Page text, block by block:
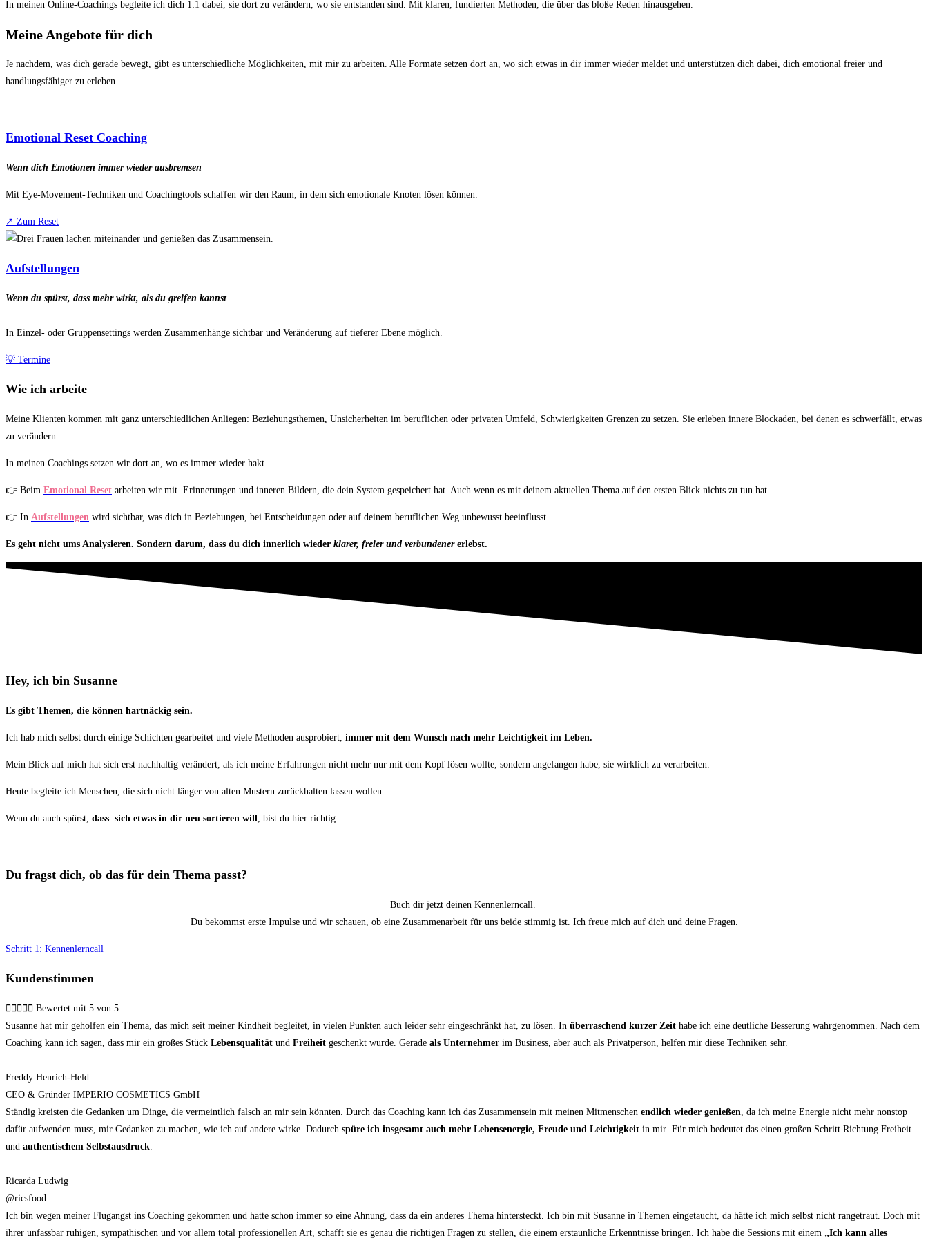
In meinen Online-Coachings begleite ich dich 1:1 dabei, sie dort zu verändern, wo sie entstanden sind. Mit klaren, fundierten Methoden, die über das bloße Reden hinausgehen.
Meine Angebote für dich
Je nachdem, was dich gerade bewegt, gibt es unterschiedliche Möglichkeiten, mit mir zu arbeiten. Alle Formate setzen dort an, wo sich etwas in dir immer wieder meldet und unterstützen dich dabei, dich emotional freier und
handlungsfähiger zu erleben.
Emotional Reset Coaching
Wenn dich Emotionen immer wieder ausbremsen
Mit Eye-Movement-Techniken und Coachingtools schaffen wir den Raum, in dem sich emotionale Knoten lösen können.
↗️ Zum Reset
Aufstellungen
Wenn du spürst, dass mehr wirkt, als du greifen kannst
In Einzel- oder Gruppensettings werden Zusammenhänge sichtbar und Veränderung auf tieferer Ebene möglich.
💡 Termine
Wie ich arbeite
Meine Klienten kommen mit ganz unterschiedlichen Anliegen: Beziehungsthemen, Unsicherheiten im beruflichen oder privaten Umfeld, Schwierigkeiten Grenzen zu setzen. Sie erleben innere Blockaden, bei denen es schwerfällt, etwas
zu verändern.
In meinen Coachings setzen wir dort an, wo es immer wieder hakt.
👉 Beim Emotional Reset arbeiten wir mit Erinnerungen und inneren Bildern, die dein System gespeichert hat. Auch wenn es mit deinem aktuellen Thema auf den ersten Blick nichts zu tun hat.
👉 In Aufstellungen wird sichtbar, was dich in Beziehungen, bei Entscheidungen oder auf deinem beruflichen Weg unbewusst beeinflusst.
Es geht nicht ums Analysieren. Sondern darum, dass du dich innerlich wieder klarer, freier und verbundenererlebst.
Hey, ich bin Susanne
Es gibt Themen, die können hartnäckig sein.
Ich hab mich selbst durch einige Schichten gearbeitet und viele Methoden ausprobiert, immer mit dem Wunsch nach mehr Leichtigkeit im Leben.
Mein Blick auf mich hat sich erst nachhaltig verändert, als ich meine Erfahrungen nicht mehr nur mit dem Kopf lösen wollte, sondern angefangen habe, sie wirklich zu verarbeiten.
Heute begleite ich Menschen, die sich nicht länger von alten Mustern zurückhalten lassen wollen.
Wenn du auch spürst, dass sich etwas in dir neu sortieren will, bist du hier richtig.
Du fragst dich, ob das für dein Thema passt?
Buch dir jetzt deinen Kennenlerncall.
Du bekommst erste Impulse und wir schauen, ob eine Zusammenarbeit für uns beide stimmig ist. Ich freue mich auf dich und deine Fragen.
Schritt 1: Kennenlerncall
Kundenstimmen
     Bewertet mit 5 von 5
Susanne hat mir geholfen ein Thema, das mich seit meiner Kindheit begleitet, in vielen Punkten auch leider sehr eingeschränkt hat, zu lösen. In überraschend kurzer Zeit habe ich eine deutliche Besserung wahrgenommen. Nach dem
Coaching kann ich sagen, dass mir ein großes Stück Lebensqualität und Freiheit geschenkt wurde. Gerade als Unternehmer im Business, aber auch als Privatperson, helfen mir diese Techniken sehr.
Freddy Henrich-Held
CEO & Gründer IMPERIO COSMETICS GmbH
Ständig kreisten die Gedanken um Dinge, die vermeintlich falsch an mir sein könnten. Durch das Coaching kann ich das Zusammensein mit meinen Mitmenschen endlich wieder genießen, da ich meine Energie nicht mehr nonstop
dafür aufwenden muss, mir Gedanken zu machen, wie ich auf andere wirke. Dadurch spüre ich insgesamt auch mehr Lebensenergie, Freude und Leichtigkeit in mir. Für mich bedeutet das einen großen Schritt Richtung Freiheit
und authentischem Selbstausdruck.
Ricarda Ludwig
@ricsfood
Ich bin wegen meiner Flugangst ins Coaching gekommen und hatte schon immer so eine Ahnung, dass da ein anderes Thema hintersteckt. Ich bin mit Susanne in Themen eingetaucht, da hätte ich mich selbst nicht rangetraut. Doch mit
ihrer unfassbar ruhigen, sympathischen und vor allem total professionellen Art, schafft sie es genau die richtigen Fragen zu stellen, die einem erstaunliche Erkenntnisse bringen. Ich habe die Sessions mit einem „Ich kann alles